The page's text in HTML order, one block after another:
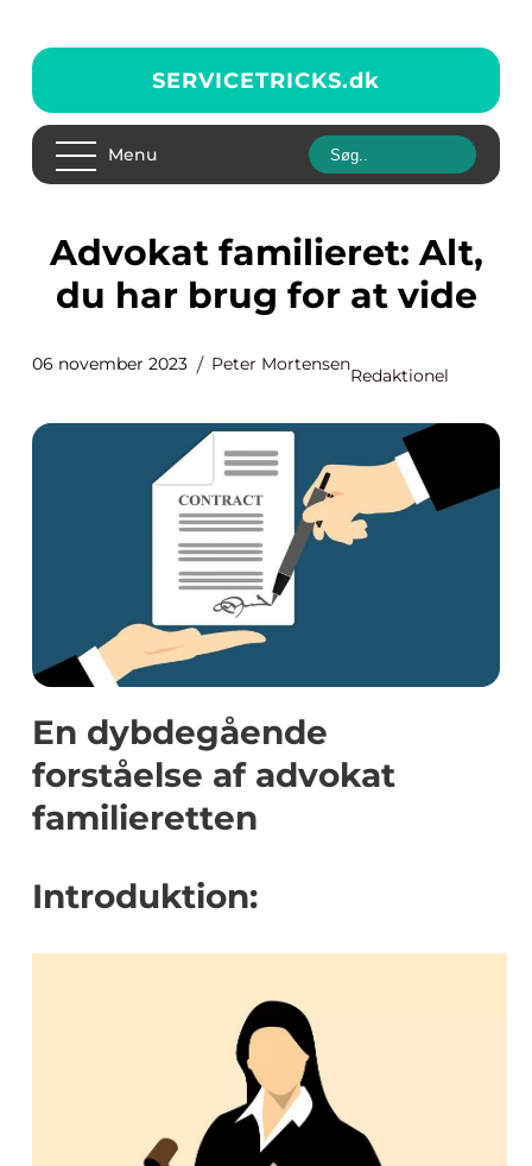
SERVICETRICKS.dk
Menu
Advokat familieret: Alt,
du har brug for at vide
06 november 2023 Peter Mortensen
Redaktionel
En dybdegående
forståelse af advokat
familieretten
Introduktion: